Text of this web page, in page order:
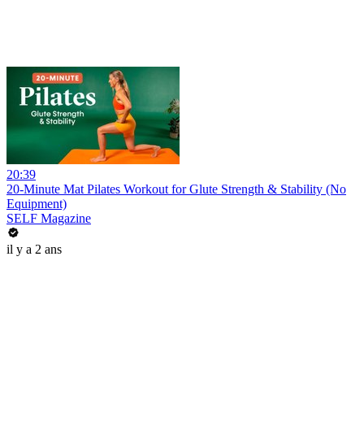
20:39
20-Minute Mat Pilates Workout for Glute Strength & Stability (No
Equipment)
SELF Magazine
il y a 2 ans